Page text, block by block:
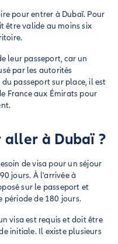
pour entrer à Dubaï. Pour
être valide au moins six
leur passeport, car un
par les autorités
passeport sur place, il est
France aux Émirats pour
aller à Dubaï ?
de visa pour un séjour
jours. À l'arrivée à
sur le passeport et
période de 180 jours.
visa est requis et doit être
initiale. Il existe plusieurs